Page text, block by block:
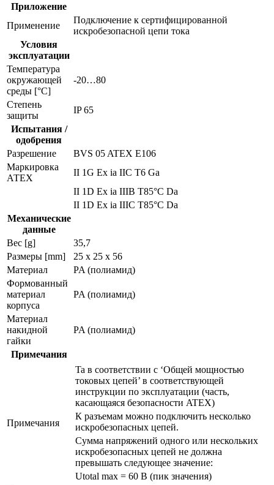
Приложение
Применение
Подключение к сертифицированной
искробезопасной цепи тока
Условия
эксплуатации
Температура
окружающей
среды [°C]
-20…80
Степень
защиты
IP 65
Испытания /
одобрения
Разрешение
BVS 05 ATEX E106
Маркировка
АТЕХ
II 1G Ex ia IIC T6 Ga
II 1D Ex ia IIIB T85°C Da
II 1D Ex ia IIIC T85°C Da
Механические
данные
Вес [g]
35,7
Размеры [mm]
25 x 25 x 56
Материал
PA (полиамид)
Формованный
материал
корпуса
PA (полиамид)
Материал
накидной
гайки
PA (полиамид)
Примечания
Примечания
Ta в соответствии с ‘Общей мощностью
токовых цепей’ в соответствующей
инструкции по эксплуатации (часть,
касающаяся безопасности ATEX)
К разъемам можно подключить несколько
искробезопасных цепей.
Сумма напряжений одного или нескольких
искробезопасных цепей не должна
превышать следующее значение:
Utotal max = 60 В (пик значения)